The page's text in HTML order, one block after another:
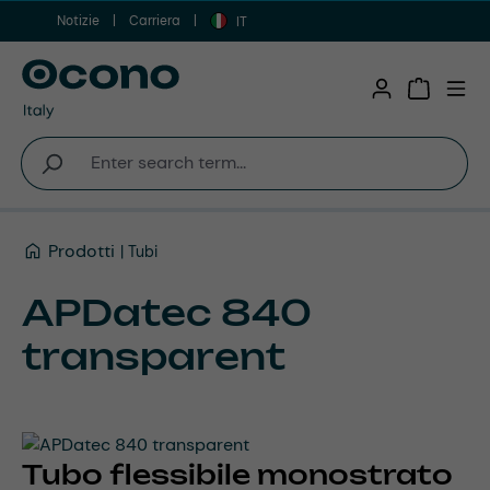
Vai al contenuto principale
Notizie Carriera IT
Prodotti Tubi
APDatec 840
transparent
Tubo flessibile monostrato